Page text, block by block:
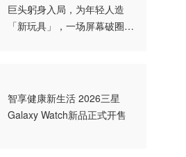
巨头躬身入局，为年轻人造
「新玩具」，一场屏幕破圈实
智享健康新生活 2026三星
Galaxy Watch新品正式开售